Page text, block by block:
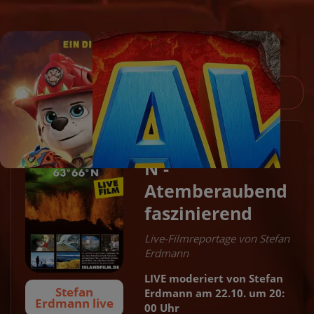
Stefan Erdmann live
Stefan
Erdmann live
ISLAND 63° 66°
N -
Atemberaubend
faszinierend
Live-Filmreportage von Stefan
Erdmann
LIVE moderiert von Stefan
Erdmann am 22.10. um 20:
00 Uhr